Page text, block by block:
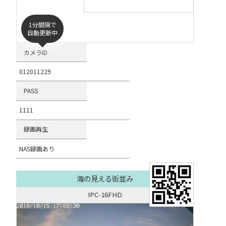
1分間隔で
自動更新中
カメラID
012011229
PASS
1111
録画再生
NAS録画あり
海の見える街並み
IPC-16FHD